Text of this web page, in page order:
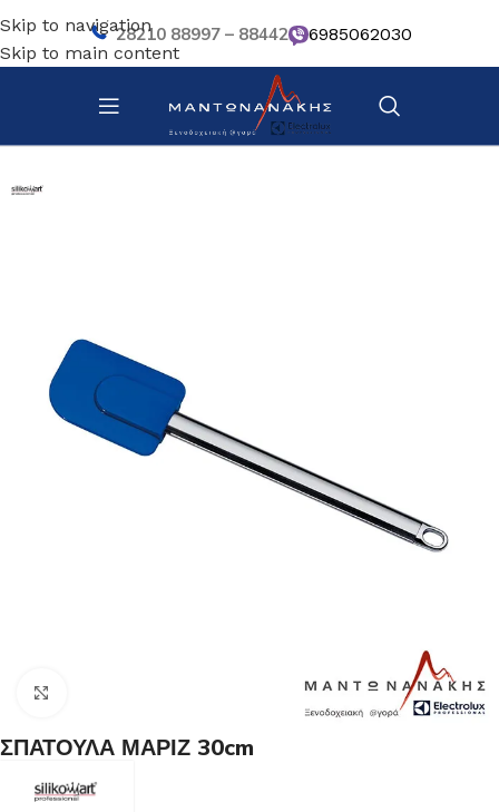
Skip to navigation
Skip to main content
28210 88997 – 88442 6985062030
Αρχική σελίδα/
ΣΠΑΤΟΥΛΑ ΜΑΡΙΖ 30cm